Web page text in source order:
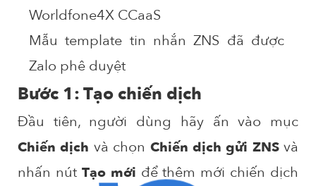
Worldfone4X CCaaS
Mẫu template tin nhắn ZNS đã được
Zalo phê duyệt
Bước 1: Tạo chiến dịch
Đầu tiên, người dùng hãy ấn vào mục
Chiến dịch và chọn Chiến dịch gửi ZNSvà
nhấn nút Tạo mới để thêm mới chiến dịch